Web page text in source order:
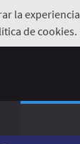
la
de